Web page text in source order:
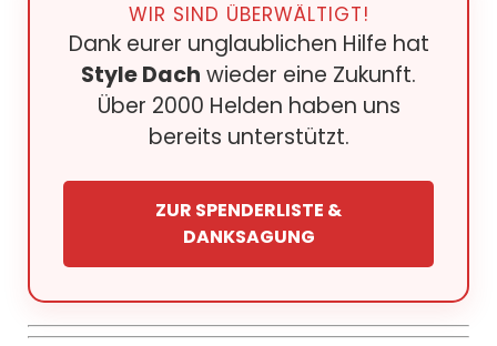
WIR SIND ÜBERWÄLTIGT!
Dank eurer unglaublichen Hilfe hat
Style Dach wieder eine Zukunft.
Über 2000 Helden haben uns
bereits unterstützt.
ZUR SPENDERLISTE &
DANKSAGUNG